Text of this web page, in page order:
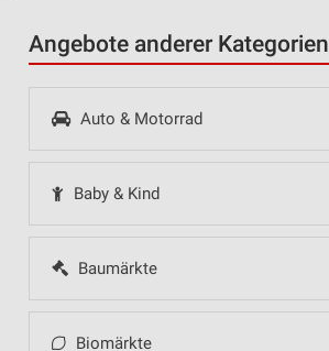
Angebote anderer Kategorien
Auto & Motorrad
Baby & Kind
Baumärkte
Biomärkte